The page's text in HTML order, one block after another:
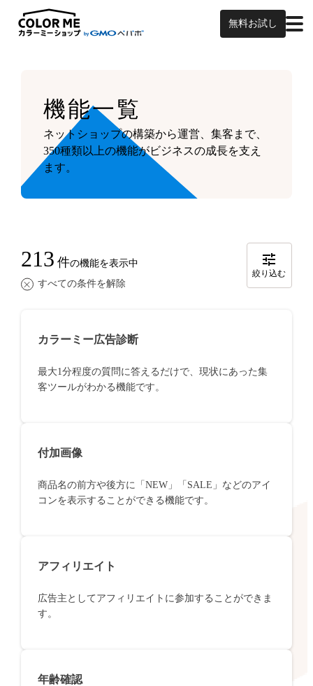
無料お試し
機能一覧
ネットショップの構築から運営、集客まで、
350種類以上の機能がビジネスの成長を支え
ます。
213 件の機能を表示中
すべての条件を解除
絞り込む
カラーミー広告診断
最大1分程度の質問に答えるだけで、現状にあった集
客ツールがわかる機能です。
付加画像
商品名の前方や後方に「NEW」「SALE」などのアイ
コンを表示することができる機能です。
アフィリエイト
広告主としてアフィリエイトに参加することができま
す。
年齢確認